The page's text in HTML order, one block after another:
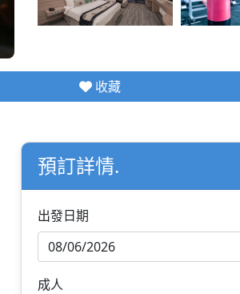
收藏
預訂詳情.
出發日期
成人